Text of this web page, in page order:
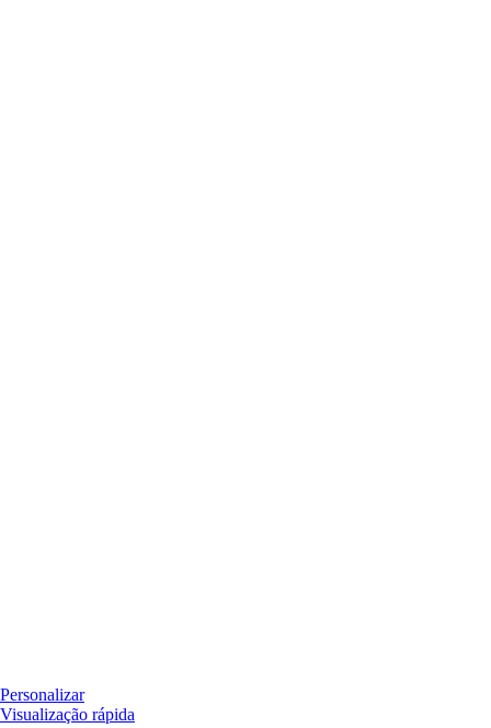
Personalizar
Visualização rápida